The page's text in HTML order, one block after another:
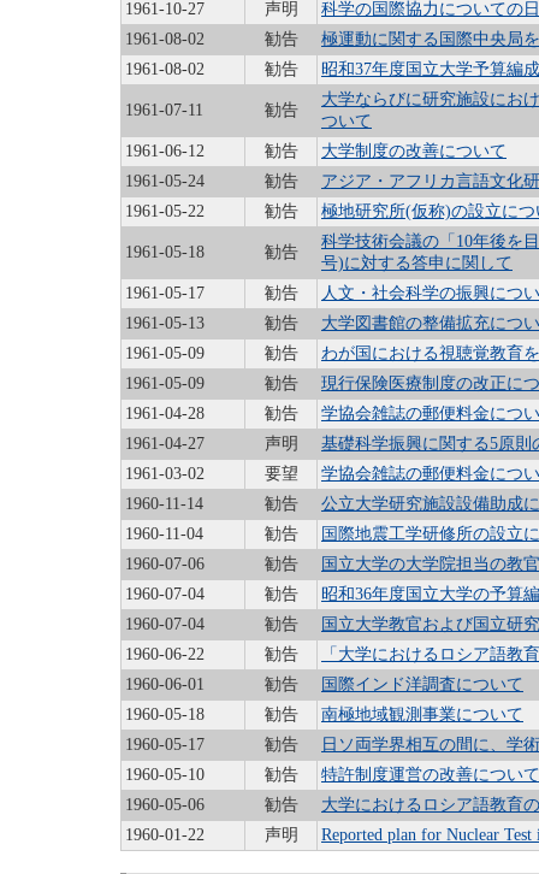
1961-10-27
声明
科学の国際協力についての
1961-08-02
勧告
極運動に関する国際中央局
1961-08-02
勧告 昭和37年度国立大学予算編
1961-07-11 勧告
大学ならびに研究施設にお
ついて
1961-06-12
勧告
大学制度の改善について
1961-05-24
勧告
アジア・アフリカ言語文化
1961-05-22
勧告 極地研究所(仮称)の設立につ
1961-05-18 勧告
科学技術会議の「10年後を
号)に対する答申に関して
1961-05-17
勧告
人文・社会科学の振興につ
1961-05-13
勧告
大学図書館の整備拡充につ
1961-05-09
勧告
わが国における視聴覚教育
1961-05-09
勧告
現行保険医療制度の改正に
1961-04-28
勧告
学協会雑誌の郵便料金につ
1961-04-27
声明
基礎科学振興に関する5原
1961-03-02
要望
学協会雑誌の郵便料金につ
1960-11-14
勧告
公立大学研究施設設備助成
1960-11-04
勧告
国際地震工学研修所の設立
1960-07-06
勧告
国立大学の大学院担当の教
1960-07-04
勧告
昭和36年度国立大学の予算
1960-07-04
勧告
国立大学教官および国立研
1960-06-22
勧告
「大学におけるロシア語教
1960-06-01
勧告
国際インド洋調査について
1960-05-18
勧告
南極地域観測事業について
1960-05-17
勧告
日ソ両学界相互の間に、学
1960-05-10
勧告
特許制度運営の改善について
1960-05-06
勧告
大学におけるロシア語教育
1960-01-22
声明 Reported plan for Nuclear Test